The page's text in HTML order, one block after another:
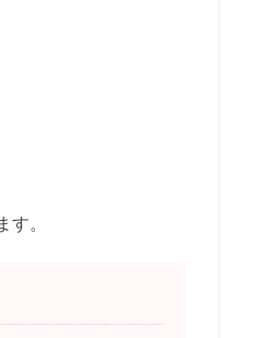
。